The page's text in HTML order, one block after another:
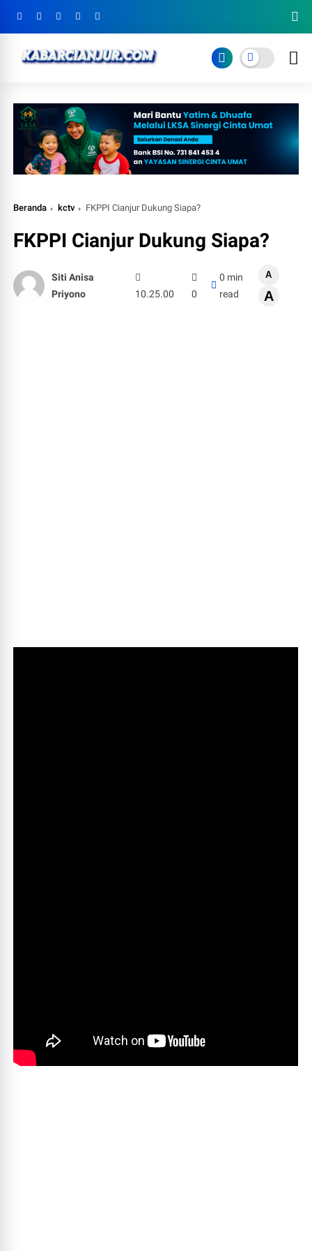
Beranda kctv FKPPI Cianjur Dukung Siapa?
FKPPI Cianjur Dukung Siapa?
Siti Anisa
Priyono
10.25.00 0
0 min
read
A
A